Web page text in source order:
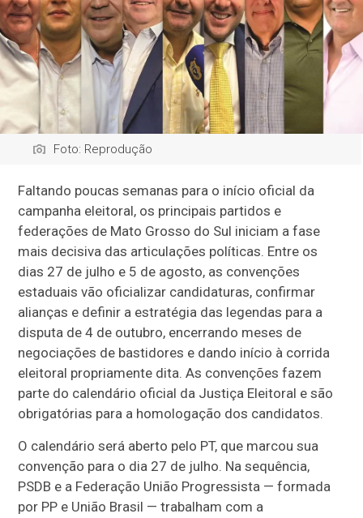
Foto: Reprodução
Faltando poucas semanas para o início oficial da
campanha eleitoral, os principais partidos e
federações de Mato Grosso do Sul iniciam a fase
mais decisiva das articulações políticas. Entre os
dias 27 de julho e 5 de agosto, as convenções
estaduais vão oficializar candidaturas, confirmar
alianças e definir a estratégia das legendas para a
disputa de 4 de outubro, encerrando meses de
negociações de bastidores e dando início à corrida
eleitoral propriamente dita. As convenções fazem
parte do calendário oficial da Justiça Eleitoral e são
obrigatórias para a homologação dos candidatos.
O calendário será aberto pelo PT, que marcou sua
convenção para o dia 27 de julho. Na sequência,
PSDB e a Federação União Progressista — formada
por PP e União Brasil — trabalham com a